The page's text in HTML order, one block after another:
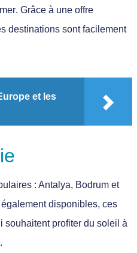
. Grâce à une offre
destinations sont facilement
et les
: Antalya, Bodrum et
disponibles, ces
souhaitent profiter du soleil à
.